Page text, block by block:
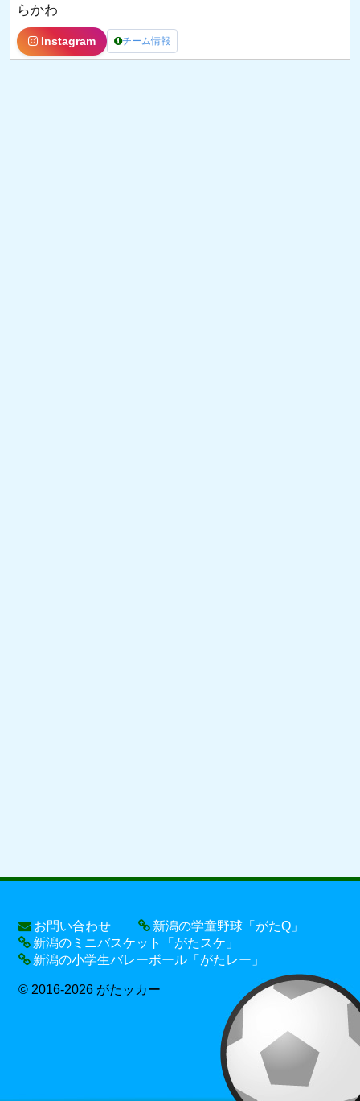
らかわ
Instagram チーム情報
お問い合わせ
新潟の学童野球「がたQ」
新潟のミニバスケット「がたスケ」
新潟の小学生バレーボール「がたレー」
© 2016-2026 がたッカー